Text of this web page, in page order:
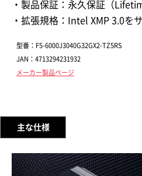
・製品保証：永久保証（
・拡張規格：Intel XMP 3.0を
型番：F5-6000J3040G32GX2-TZ5RS
JAN：4713294231932
メーカー製品ページ
主な仕様